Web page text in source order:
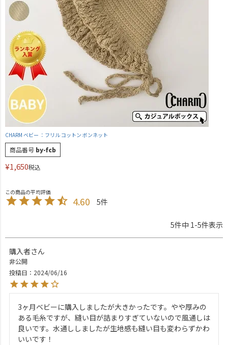
CHARM ベビー ：フリル コットン ボンネット
商品番号 by-fcb
¥1,650税込
4.60 5
5件中 1-5件表示
購入者
非公開
投稿日
2024/06/16
3ヶ月ベビーに購入しましたが大きかったです。やや厚みの
ある毛糸ですが、縫い目が詰まりすぎていないので風通しは
良いです。水通ししましたが生地感も縫い目も変わらずかわ
いいです！